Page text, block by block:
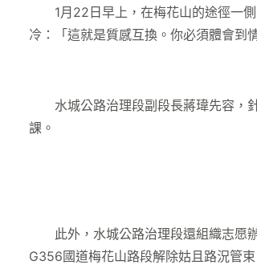
1月22日早上，在梅花山的途徑一
冷：「這就是質感互換。你必須體會到
水城公路治理段副段長蔣瑋先容，
課。
此外，水城公路治理段還組織志愿
G356國道梅花山路段解除姑且路況管